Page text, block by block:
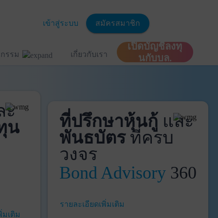
เข้าสู่ระบบ สมัครสมาชิก
รรม เกี่ยวกับเรา
เปิดบัญชีลงทุ
นกับบล.
ะ
น
มเติม
ที่ปรึกษาหุ้นกู้ และ
พันธบัตรที่ครบ
วงจร
Bond Advisory360
รายละเอียดเพิ่มเติม